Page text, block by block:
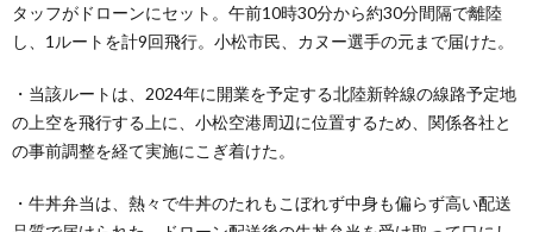
タッフがドローンにセット。午前10時30分から約30分間隔で離陸
し、1ルートを計9回飛行。小松市民、カヌー選手の元まで届けた。
・当該ルートは、2024年に開業を予定する北陸新幹線の線路予定地
の上空を飛行する上に、小松空港周辺に位置するため、関係各社と
の事前調整を経て実施にこぎ着けた。
・牛丼弁当は、熱々で牛丼のたれもこぼれず中身も偏らず高い配送